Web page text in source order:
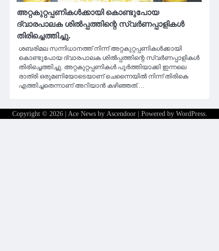
അറ്റകുറ്റപ്പണികൾക്കായി കൊണ്ടുപോയ
ദ്വാരപാലക ശിൽപ്പത്തിന്റെ സ്വർണപ്പാളികൾ
തിരിച്ചെത്തിച്ചു.
ശബരിമല സന്നിധാനത്ത് നിന്ന് അറ്റകുറ്റപ്പണികൾക്കായി
കൊണ്ടുപോയ ദ്വാരപാലക ശിൽപ്പത്തിന്റെ സ്വർണപ്പാളികൾ
തിരിച്ചെത്തിച്ചു. അറ്റകുറ്റപ്പണികൾ പൂർത്തിയാക്കി ഇന്നലെ
രാത്രി ഒരുമണിയോടെയാണ് ചെന്നൈയിൽ നിന്ന് തിരികെ
എത്തിച്ചതെന്നാണ് അറിയാൻ കഴിഞ്ഞത്.…
Copyright © 2026 | Ace News by Ascendoor| Powered by WordPress.